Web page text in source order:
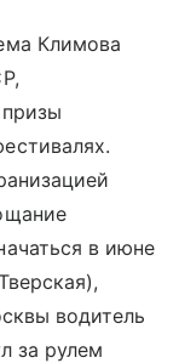
Климова
в июне
водитель
за рулем